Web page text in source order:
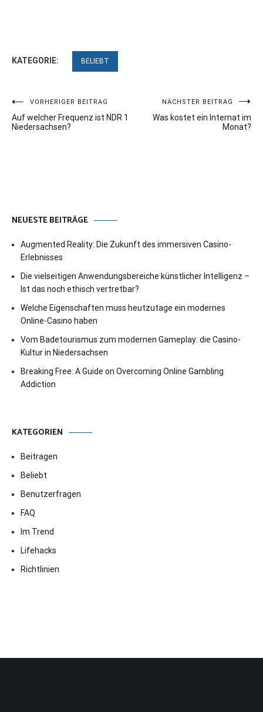
KATEGORIE: BELIEBT
Beitragsnavigation
VORHERIGER BEITRAG
Auf welcher Frequenz ist NDR 1
Niedersachsen?
NÄCHSTER BEITRAG
Was kostet ein Internat im
Monat?
NEUESTE BEITRÄGE
Augmented Reality: Die Zukunft des immersiven Casino-
Erlebnisses
Die vielseitigen Anwendungsbereiche künstlicher Intelligenz –
Ist das noch ethisch vertretbar?
Welche Eigenschaften muss heutzutage ein modernes
Online-Casino haben
Vom Badetourismus zum modernen Gameplay: die Casino-
Kultur in Niedersachsen
Breaking Free: A Guide on Overcoming Online Gambling
Addiction
KATEGORIEN
Beitragen
Beliebt
Benutzerfragen
FAQ
Im Trend
Lifehacks
Richtlinien